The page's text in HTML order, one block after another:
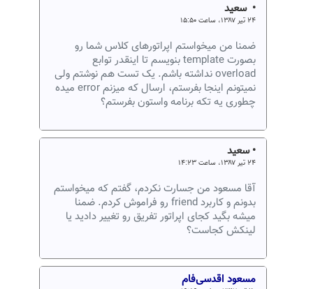
• سعید
ضمنا من میخواستم اپراتورهای کلاس شما رو
بصورت template بنویسم تا اینقدر توابع
overload نداشته باشم. یک تست هم نوشتم ولی
نمیتونم اینجا بفرستم، ارسال که میزنم error میده
چطوری یه تکه برنامه واستون بفرستم؟
• سعید
آقا مسعود من جسارت نکردم، گفتم که میخواستم
بدونم و کاربرد friend رو فراموش کردم. ضمنا
میشه بگید کجای اپراتور تفریق رو تغییر دادید یا
لینکش کجاست؟
مسعود اقدسی‌فام